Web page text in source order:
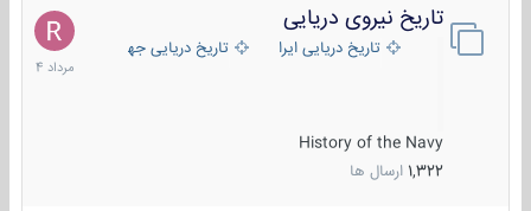
تاریخ نیروی دریایی
تاریخ دریایی ایران تاریخ دریایی جهان
History of the Navy
1,322 ارسال ها
16
مرداد
1404